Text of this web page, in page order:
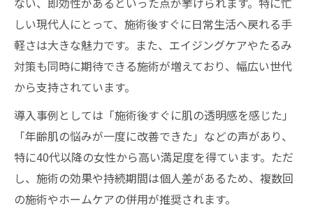
しい現代人にとって、施術後すぐに日常生活へ戻れる手
軽さは大きな魅力です。また、エイジングケアやたるみ
対策も同時に期待できる施術が増えており、幅広い世代
から支持されています。
導入事例としては「施術後すぐに肌の透明感を感じた」
「年齢肌の悩みが一度に改善できた」などの声があり、
特に40代以降の女性から高い満足度を得ています。ただ
し、施術の効果や持続期間は個人差があるため、複数回
の施術やホームケアの併用が推奨されます。